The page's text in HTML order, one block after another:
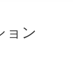
ョン